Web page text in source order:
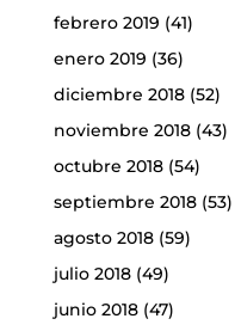
febrero 2019 (41)
enero 2019 (36)
diciembre 2018(52)
noviembre 2018(43)
octubre 2018(54)
septiembre 2018(53)
agosto 2018(59)
julio 2018(49)
junio 2018(47)